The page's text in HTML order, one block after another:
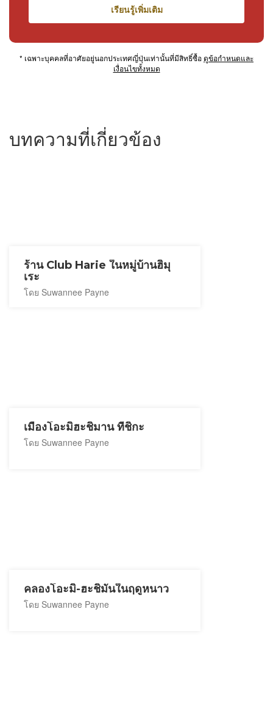
บทความที่เกี่ยวข้อง
ร้าน Club Harie ในหมู่บ้านฮิมุ
เระ
โดย Suwannee Payne
เมืองโอะมิฮะชิมาน ที่ชิกะ
โดย Suwannee Payne
คลองโอะมิ-ฮะชิมันในฤดูหนาว
โดย Suwannee Payne
เรียนรู้เพิ่มเติม
* เฉพาะบุคคลที่อาศัยอยู่นอกประเทศญี่ปุ่นเท่านั้นที่มีสิทธิ์ซื้อดูข้อกำหนดและ
เงื่อนไขทั้งหมด